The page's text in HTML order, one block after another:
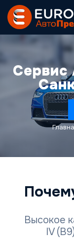
Сервис
Высокое
IV